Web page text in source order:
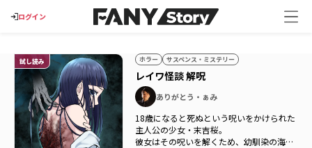
ログイン
試し読み ホラー サスペンス・ミステリー
レイワ怪談 解呪
ありがとう・ぁみ
18歳になると死ぬという呪いをかけられた
主人公の少女・末吉桜。
彼女はその呪いを解くため、幼馴染の海と